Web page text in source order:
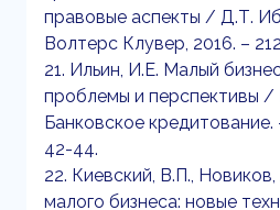
правовые аспекты / Д.Т.
Волтерс Клувер, 2016. –
21. Ильин, И.Е. Малый
проблемы и перспективы
Банковское
42-44.
22. Киевский, В.П.,
малого бизнеса: новые